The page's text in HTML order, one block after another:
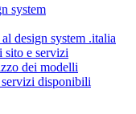
system
design system .italia
sito e servizi
dei modelli
disponibili